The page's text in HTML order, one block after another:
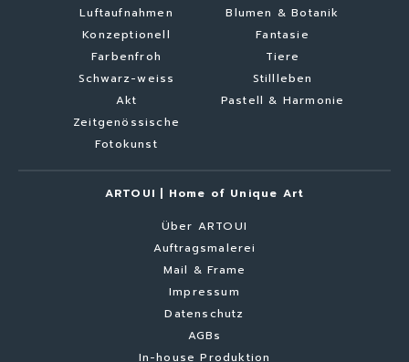
Luftaufnahmen
Konzeptionell
Farbenfroh
Schwarz-weiss
Akt
Zeitgenössische
Fotokunst
Blumen & Botanik
Fantasie
Tiere
Stillleben
Pastell & Harmonie
ARTOUI | Home of Unique Art
Über ARTOUI
Auftragsmalerei
Mail & Frame
Impressum
Datenschutz
AGBs
In-house Produktion